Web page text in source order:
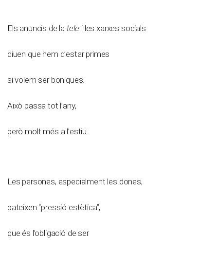
Els anuncis de la tele i les xarxes socials
diuen que hem d’estar primes
si volem ser boniques.
Això passa tot l’any,
però molt més a l’estiu.
Les persones, especialment les dones,
pateixen “pressió estètica”,
que és l’obligació de ser